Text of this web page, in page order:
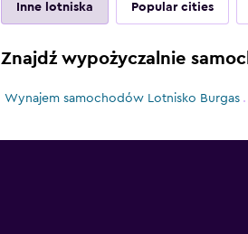
Inne lotniska Popular cities
Znajdź wypożyczalnie
Wynajem samochodów Lotnisko Burgas